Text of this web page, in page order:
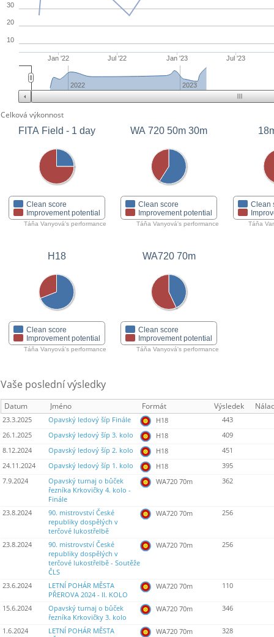
Jan '22 Jul '22 Jan '23 Jul '23
10
20
30
2022 2023
Celková výkonnost
FITA Field - 1 day
Clean score
Improvement potential
Táňa Vanyová's performance
WA 720 50m 30m
Clean score
Improvement potential
Táňa Vanyová's performance
Clean
Táňa
H18
Clean score
Improvement potential
Táňa Vanyová's performance
WA720 70m
Clean score
Improvement potential
Táňa Vanyová's performance
Vaše poslední výsledky
Datum Jméno Formát Výsledek
23.3.2025 Opavský ledový šíp Finále H18
443
26.1.2025
Opavský ledový šíp 3. kolo H18
409
8.12.2024
Opavský ledový šíp 2. kolo H18
451
24.11.2024
Opavský ledový šíp 1. kolo H18
395
7.9.2024
Opavský turnaj o bůček
řezníka Krkovičky 4. kolo -
Finále
WA720 70m 362
23.8.2024
90. mistrovství České
republiky dospělých v
terčové lukostřelbě
WA720 70m 256
23.8.2024
90. mistrovství České
republiky dospělých v
terčové lukostřelbě - Soutěže
ČLS
WA720 70m 256
23.6.2024
LETNÍ POHÁR MĚSTA
PŘEROVA 2024 - II. KOLO
WA720 70m 110
15.6.2024
Opavský turnaj o bůček
řezníka Krkovičky 3. kolo
WA720 70m 346
1.6.2024
LETNÍ POHÁR MĚSTA
WA720 70m 328